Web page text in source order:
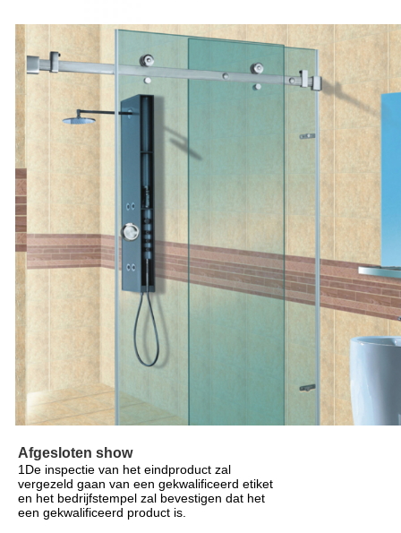
Afgesloten show
1De inspectie van het eindproduct zal
vergezeld gaan van een gekwalificeerd etiket
en het bedrijfstempel zal bevestigen dat het
een gekwalificeerd product is.